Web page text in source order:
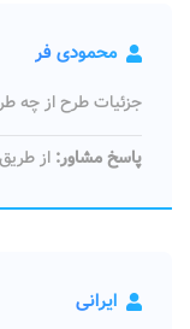
محمودی فر
جزئیات طرح از چه
پاسخ مشاور: از
ایرانی